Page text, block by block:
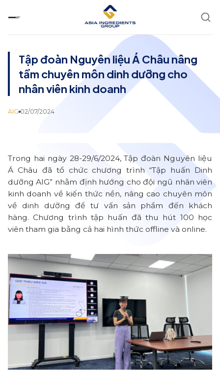
đến
Tập đoàn Nguyên liệu Á Châu nâng
tầm chuyên môn dinh dưỡng cho
nhân viên kinh doanh
AIG 02/07/2024
Trong hai ngày 28-29/6/2024, Tập đoàn Nguyên liệu
Á Châu đã tổ chức chương trình “Tập huấn Dinh
dưỡng AIG” nhằm định hướng cho đội ngũ nhân viên
kinh doanh về kiến thức nền, nâng cao chuyên môn
về dinh dưỡng để tư vấn sản phẩm đến khách
hàng. Chương trình tập huấn đã thu hút 100 học
viên tham gia bằng cả hai hình thức offline và online.